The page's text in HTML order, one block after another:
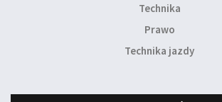
Technika
Prawo
Technika jazdy